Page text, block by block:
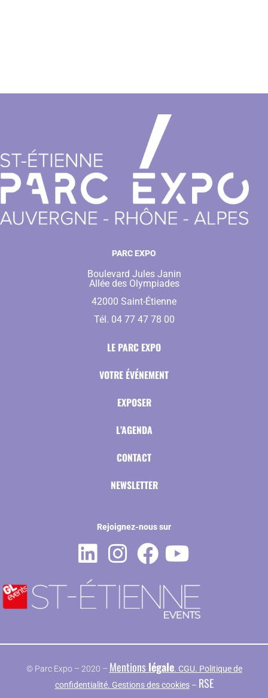
PARC EXPO
Boulevard Jules Janin
Allée des Olympiades
42000 Saint-Étienne
Tél. 04 77 47 78 00
LE PARC EXPO
VOTRE ÉVÉNEMENT
EXPOSER
L’AGENDA
CONTACT
NEWSLETTER
Rejoignez-nous sur
© Parc Expo – 2020 – Mentionslégale. CGU. Politique de
confidentialité. Gestions des cookies– RSE